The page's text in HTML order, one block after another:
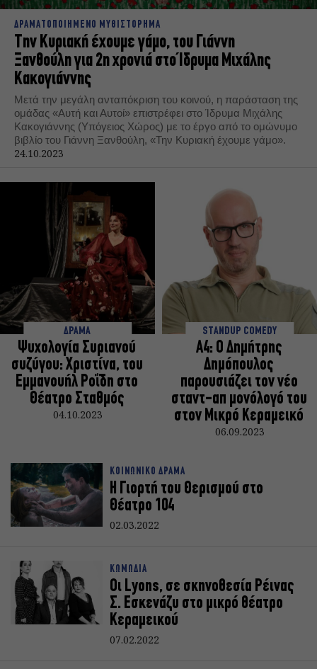
ΔΡΑΜΑΤΟΠΟΙΗΜΕΝΟ ΜΥΘΙΣΤΟΡΗΜΑ
Την Κυριακή έχουμε γάμο, του Γιάννη
Ξανθούλη για 2η χρονιά στο Ίδρυμα Μιχάλης
Κακογιάννης
Μετά την μεγάλη ανταπόκριση του κοινού, η παράσταση της
ομάδας «Αυτή και Αυτοί» επιστρέφει στο Ίδρυμα Μιχάλης
Κακογιάννης (Υπόγειος Χώρος) με το έργο από το ομώνυμο
βιβλίο του Γιάννη Ξανθούλη, «Την Κυριακή έχουμε γάμο».
24.10.2023
ΔΡΑΜΑ
Ψυχολογία Συριανού
συζύγου: Χριστίνα, του
Εμμανουήλ Ροΐδη στο
Θέατρο Σταθμός
04.10.2023
STANDUP COMEDY
Α4: Ο Δημήτρης
Δημόπουλος
παρουσιάζει τον νέο
σταντ-απ μονόλογό του
στον Μικρό Κεραμεικό
06.09.2023
ΚΟΙΝΩΝΙΚΟ ΔΡΑΜΑ
Η Γιορτή του Θερισμού στο
Θέατρο 104
02.03.2022
ΚΩΜΩΔΙΑ
Οι Lyons, σε σκηνοθεσία Ρέινας
Σ. Εσκενάζυ στο μικρό θέατρο
Κεραμεικού
07.02.2022